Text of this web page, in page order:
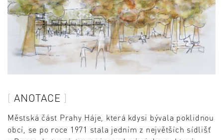
ANOTACE
Městská část Prahy Háje, která kdysi bývala poklidnou
obcí, se po roce 1971 stala jedním z největších sídlišť